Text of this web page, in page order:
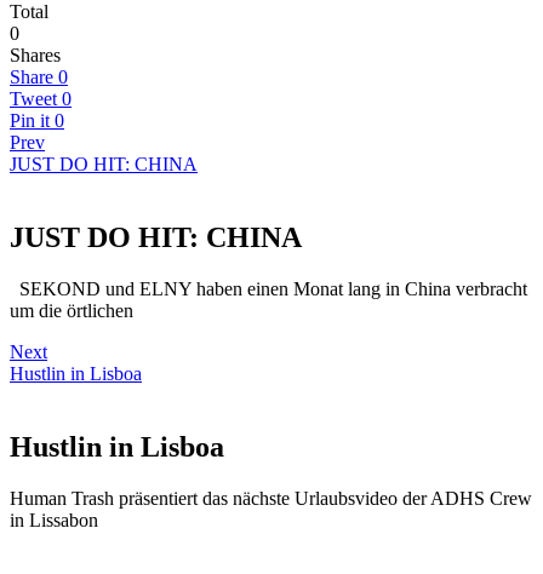
Total
0
Shares
Share 0
Tweet 0
Pin it 0
Prev
JUST DO HIT: CHINA
JUST DO HIT: CHINA
SEKOND und ELNY haben einen Monat lang in China verbracht
um die örtlichen
Next
Hustlin in Lisboa
Hustlin in Lisboa
Human Trash präsentiert das nächste Urlaubsvideo der ADHS Crew
in Lissabon